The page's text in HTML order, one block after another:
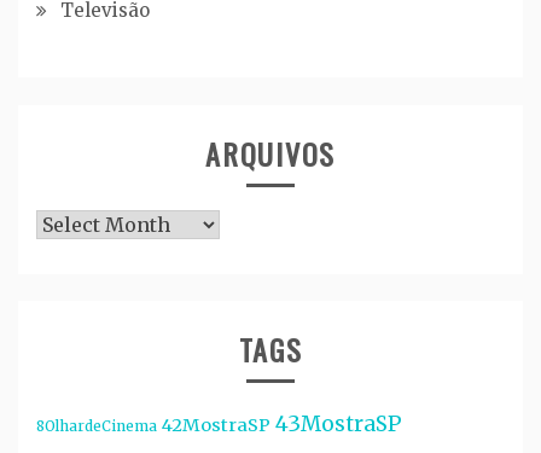
Televisão
ARQUIVOS
Arquivos
TAGS
8OlhardeCinema 42MostraSP 43MostraSP